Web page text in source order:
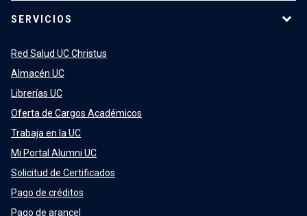
SERVICIOS
Red Salud UC Christus
Almacén UC
Librerías UC
Oferta de Cargos Académicos
Trabaja en la UC
Mi Portal Alumni UC
Solicitud de Certificados
Pago de créditos
Pago de arancel